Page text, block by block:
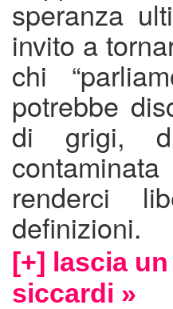
speranza
invito a
chi
potrebbe
di grigi,
renderci
definizioni.
[+] lascia
siccardi »